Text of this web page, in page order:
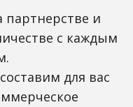
партнерстве и
с каждым
для вас